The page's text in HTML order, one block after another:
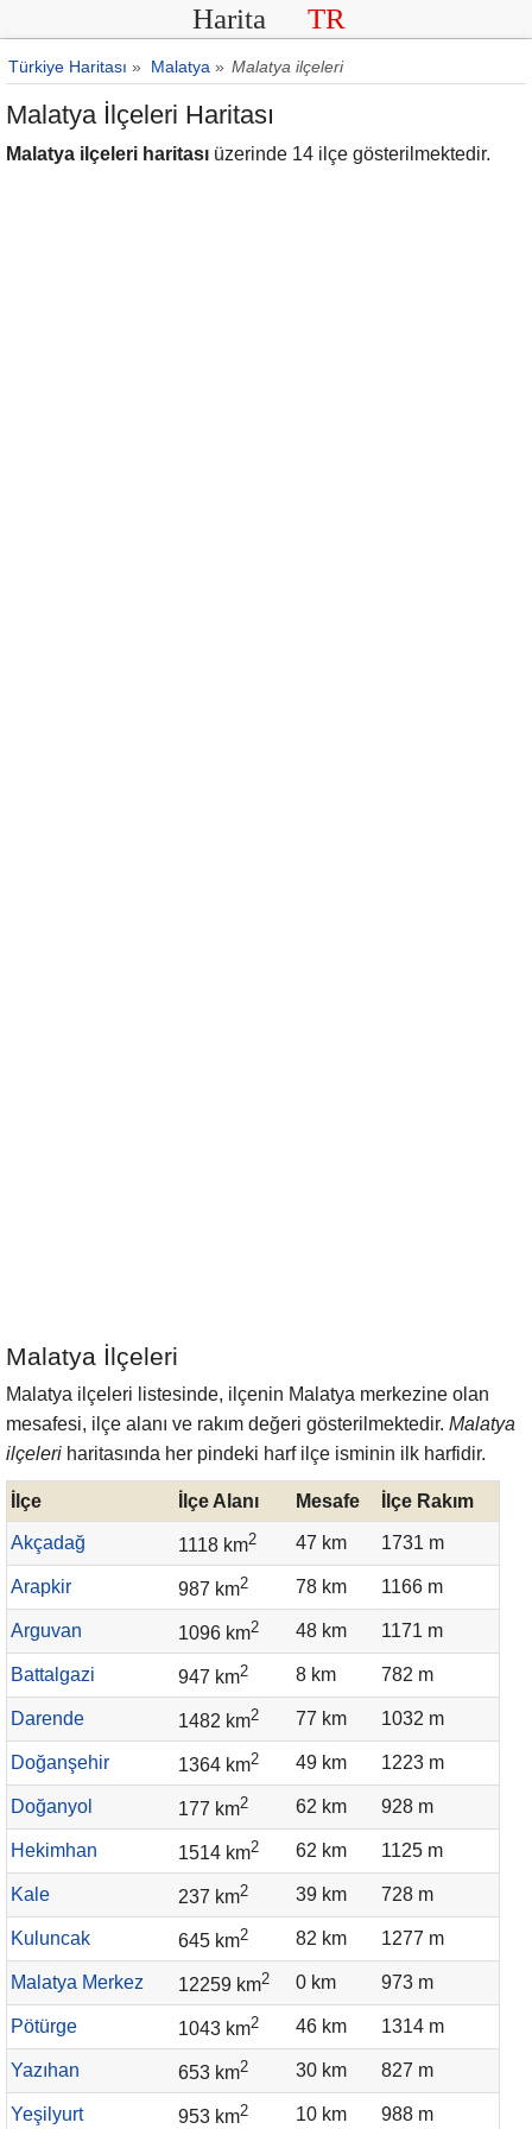
Harita TR
Türkiye Haritası » Malatya » Malatya ilçeleri
Malatya İlçeleri Haritası
Malatya ilçeleri haritası üzerinde 14 ilçe gösterilmektedir.
Malatya İlçeleri
Malatya ilçeleri listesinde, ilçenin Malatya merkezine olan
mesafesi, ilçe alanı ve rakım değeri gösterilmektedir. Malatya
ilçeleri haritasında her pindeki harf ilçe isminin ilk harfidir.
İlçe İlçe Alanı Mesafe İlçe Rakım
Akçadağ 1118 km2 47 km 1731 m
Arapkir 987 km2 78 km 1166 m
Arguvan 1096 km2 48 km 1171 m
Battalgazi 947 km2 8 km 782 m
Darende 1482 km2 77 km 1032 m
Doğanşehir 1364 km2 49 km 1223 m
Doğanyol 177 km2 62 km 928 m
Hekimhan 1514 km2 62 km 1125 m
Kale 237 km2 39 km 728 m
Kuluncak 645 km2 82 km 1277 m
Malatya Merkez 12259 km2 0 km 973 m
Pötürge 1043 km2 46 km 1314 m
Yazıhan 653 km2 30 km 827 m
Yeşilyurt 953 km2 10 km 988 m